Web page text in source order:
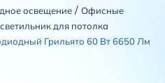
освещение / Офисные
для потолка
Грильято 60 Вт 6650 Лм